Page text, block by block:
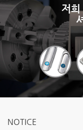
저희
NOTICE